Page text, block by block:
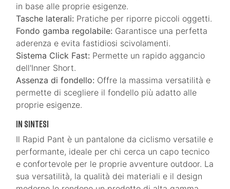
in base alle proprie esigenze.
Tasche laterali: Pratiche per riporre piccoli oggetti.
Fondo gamba regolabile: Garantisce una perfetta
aderenza e evita fastidiosi scivolamenti.
Sistema Click Fast: Permette un rapido aggancio
dell'Inner Short.
Assenza di fondello: Offre la massima versatilità e
permette di scegliere il fondello più adatto alle
proprie esigenze.
In sintesi
Il Rapid Pant è un pantalone da ciclismo versatile e
performante, ideale per chi cerca un capo tecnico
e confortevole per le proprie avventure outdoor. La
sua versatilità, la qualità dei materiali e il design